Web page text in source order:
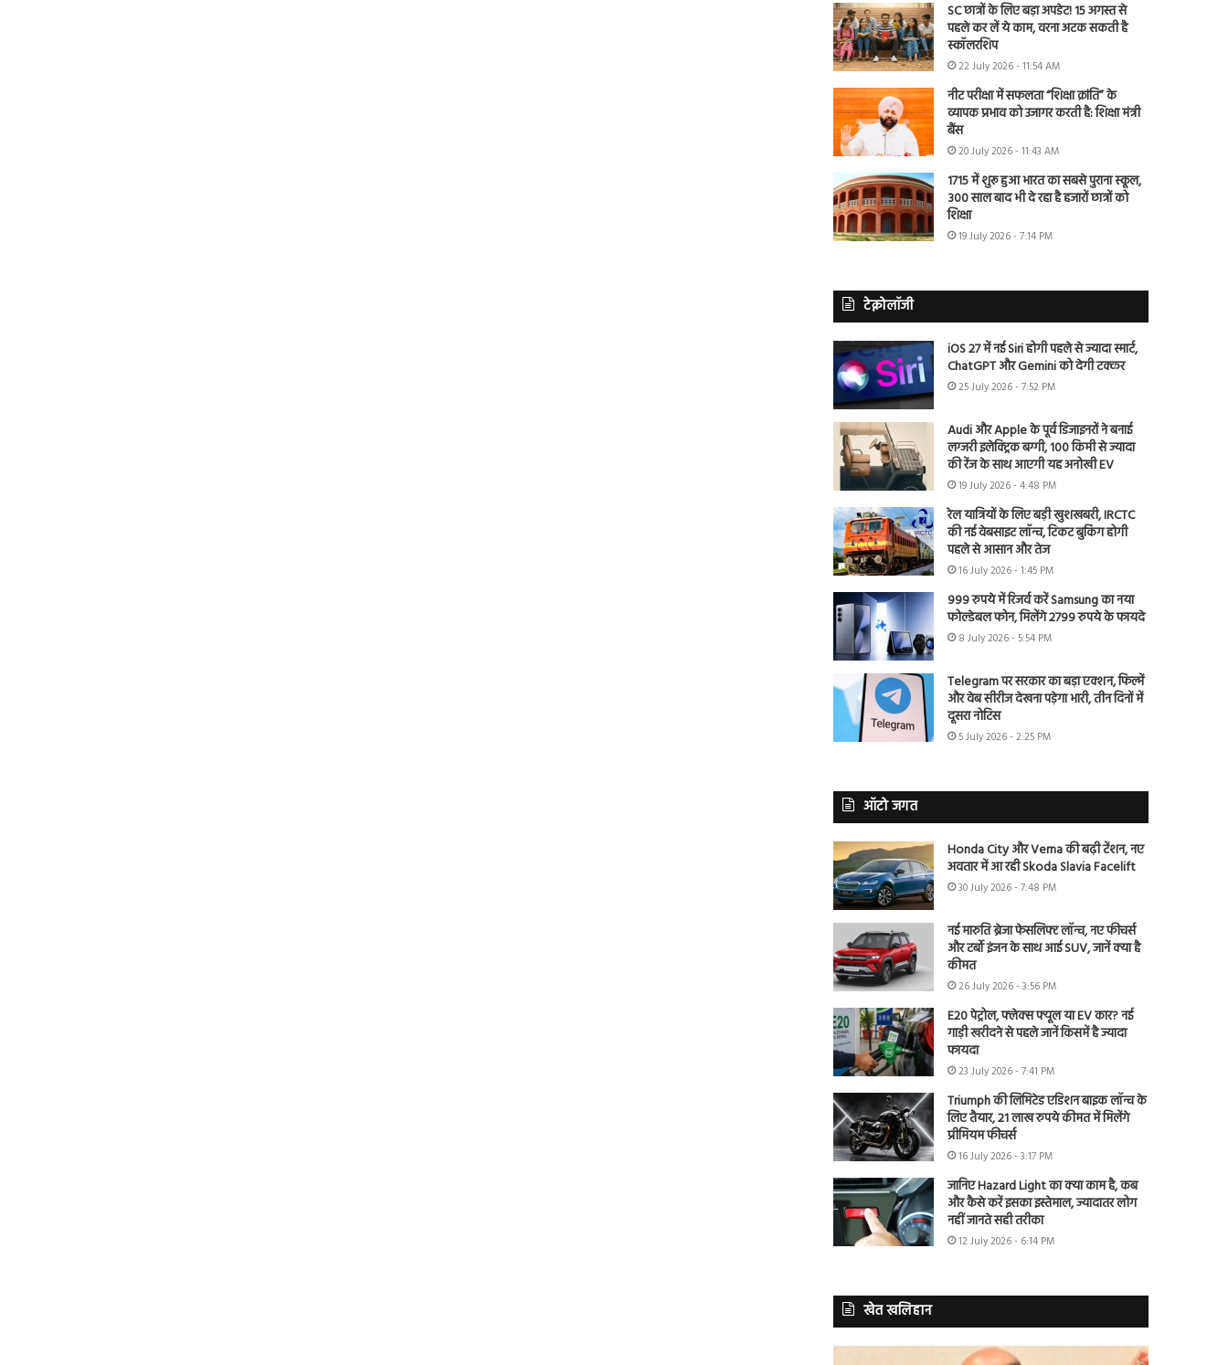
SC छात्रों के लिए बड़ा अपडेट! 15 अगस्त से
पहले कर लें ये काम, वरना अटक सकती है
स्कॉलरशिप
22 July 2026 - 11:54 AM
नीट परीक्षा में सफलता “शिक्षा क्रांति” के
व्यापक प्रभाव को उजागर करती है: शिक्षा मंत्री
बैंस
20 July 2026 - 11:43 AM
1715 में शुरू हुआ भारत का सबसे पुराना स्कूल,
300 साल बाद भी दे रहा है हजारों छात्रों को
शिक्षा
19 July 2026 - 7:14 PM
टेक्नोलॉजी
iOS 27 में नई Siri होगी पहले से ज्यादा स्मार्ट,
ChatGPT और Gemini को देगी टक्कर
25 July 2026 - 7:52 PM
Audi और Apple के पूर्व डिजाइनरों ने बनाई
लग्जरी इलेक्ट्रिक बग्गी, 100 किमी से ज्यादा
की रेंज के साथ आएगी यह अनोखी EV
19 July 2026 - 4:48 PM
रेल यात्रियों के लिए बड़ी खुशखबरी, IRCTC
की नई वेबसाइट लॉन्च, टिकट बुकिंग होगी
पहले से आसान और तेज
16 July 2026 - 1:45 PM
999 रुपये में रिजर्व करें Samsung का नया
फोल्डेबल फोन, मिलेंगे 2799 रुपये के फायदे
8 July 2026 - 5:54 PM
Telegram पर सरकार का बड़ा एक्शन, फिल्में
और वेब सीरीज देखना पड़ेगा भारी, तीन दिनों में
दूसरा नोटिस
5 July 2026 - 2:25 PM
ऑटो जगत
Honda City और Verna की बढ़ी टेंशन, नए
अवतार में आ रही Skoda Slavia Facelift
30 July 2026 - 7:48 PM
नई मारुति ब्रेजा फेसलिफ्ट लॉन्च, नए फीचर्स
और टर्बो इंजन के साथ आई SUV, जानें क्या है
कीमत
26 July 2026 - 3:56 PM
E20 पेट्रोल, फ्लेक्स फ्यूल या EV कार? नई
गाड़ी खरीदने से पहले जानें किसमें है ज्यादा
फायदा
23 July 2026 - 7:41 PM
Triumph की लिमिटेड एडिशन बाइक लॉन्च के
लिए तैयार, 21 लाख रुपये कीमत में मिलेंगे
प्रीमियम फीचर्स
16 July 2026 - 3:17 PM
जानिए Hazard Light का क्या काम है, कब
और कैसे करें इसका इस्तेमाल, ज्यादातर लोग
नहीं जानते सही तरीका
12 July 2026 - 6:14 PM
खेत खलिहान